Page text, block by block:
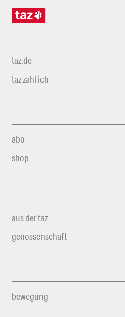
taz.de
taz zahl ich
abo
shop
aus der taz
genossenschaft
bewegung